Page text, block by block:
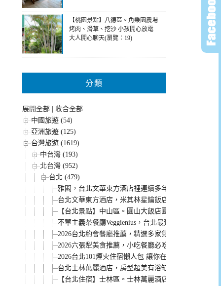
【桃園景點】八德區。角樂園農場
烤肉、滑草、挖沙 小孩開心放電
大人開心聊天(瀏覽：19)
分類
展開全部
收合全部
中國旅遊 (54)
亞洲旅遊 (125)
台灣旅遊 (1619)
中台灣 (193)
北台灣 (952)
台北 (479)
雅閣，台北文華東方酒店裡連續多年米其林一星餐廳
台北文華東方酒店，米其林星鑰飯店。行政房型獨家
【台北景點】中山區。圓山大飯店圓山密道 溜滑梯
不葷主義茶餐廳Veggienius，台北最難訂的蔬食餐廳
2026台北約會餐廳推薦，精選多家氣氛浪漫餐點好
2026六張犁美食推薦，小吃餐廳必吃美食整理給你！
2026台北101煙火住宿懶人包 讓你在飯店欣賞跨年煙
台北士林萬麗酒店，房型超美有浴缸。還有無邊際山
【台北住宿】士林區。士林萬麗酒店Renaissance